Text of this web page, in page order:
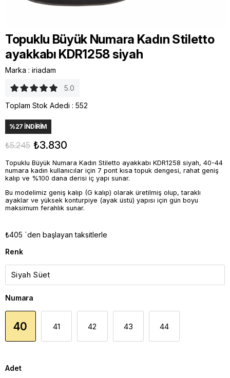
Topuklu Büyük Numara Kadın Stiletto
ayakkabı KDR1258 siyah
Marka : iriadam
5.0
Toplam Stok Adedi : 552
%27 İNDIRIM
₺5.245 ₺3.830
Topuklu Büyük Numara Kadın Stiletto ayakkabı KDR1258 siyah, 40-44
numara kadın kullanıcılar için 7 pont kısa topuk dengesi, rahat geniş
kalıp ve %100 dana derisi iç yapı sunar.
Bu modelimiz geniş kalıp (G kalıp) olarak üretilmiş olup, taraklı
ayaklar ve yüksek konturpiye (ayak üstü) yapısı için gün boyu
maksimum ferahlık sunar.
₺405 `den başlayan taksitlerle
Renk
Numara
40 41 42 43 44
Adet